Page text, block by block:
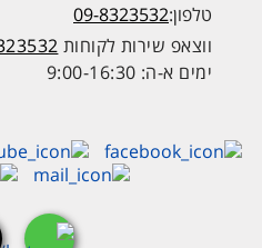
טלפון:09-8323532
ווצאפ שירות לקוחות
ימים א-ה: 9:00-16:30